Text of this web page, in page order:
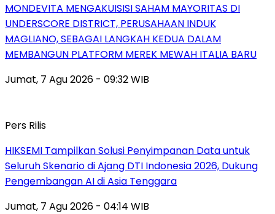
MONDEVITA MENGAKUISISI SAHAM MAYORITAS DI
UNDERSCORE DISTRICT, PERUSAHAAN INDUK
MAGLIANO, SEBAGAI LANGKAH KEDUA DALAM
MEMBANGUN PLATFORM MEREK MEWAH ITALIA BARU
Jumat, 7 Agu 2026 - 09:32 WIB
Pers Rilis
HIKSEMI Tampilkan Solusi Penyimpanan Data untuk
Seluruh Skenario di Ajang DTI Indonesia 2026, Dukung
Pengembangan AI di Asia Tenggara
Jumat, 7 Agu 2026 - 04:14 WIB